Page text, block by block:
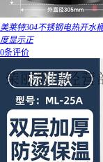
美莱特304不锈钢电热开水
度显示正
0条评价